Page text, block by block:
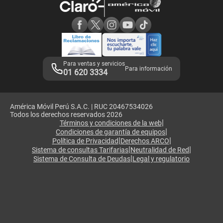
Adquirientes iPhone 6, 6S y SE
Mensaje de Seguridad
Términos y Condiciones de Tienda Claro
Libro de Reclamaciones
Legales de marketplace
Para ventas y servicios
01 620 3334 Para información
América Móvil Perú S.A.C. | RUC 20467534026
Todos los derechos reservados 2026
Términos y condiciones de la web|
Condiciones de garantía de equipos|
Política de Privacidad|Derechos ARCO|
Sistema de consultas Tarifarias|Neutralidad de Red|
Sistema de Consulta de Deudas|Legal y regulatorio